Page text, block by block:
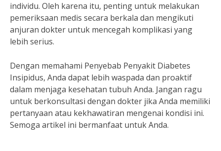
individu. Oleh karena itu, penting untuk melakukan
pemeriksaan medis secara berkala dan mengikuti
anjuran dokter untuk mencegah komplikasi yang
lebih serius.
Dengan memahami Penyebab Penyakit Diabetes
Insipidus, Anda dapat lebih waspada dan proaktif
dalam menjaga kesehatan tubuh Anda. Jangan ragu
untuk berkonsultasi dengan dokter jika Anda memiliki
pertanyaan atau kekhawatiran mengenai kondisi ini.
Semoga artikel ini bermanfaat untuk Anda.